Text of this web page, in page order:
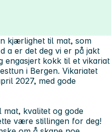
kjærlighet til mat, som
a er det deg vi er på jakt
engasjert kokk til et vikariat
i Bergen. Vikariatet
2027, med gode
kvalitet og gode
være stillingen for deg!